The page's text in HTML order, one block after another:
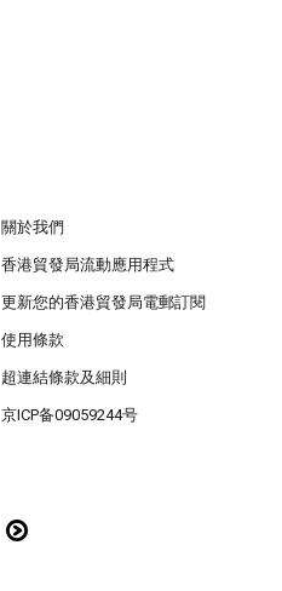
關於我們
香港貿發局流動應用程式
更新您的香港貿發局電郵訂閱
使用條款
超連結條款及細則
京ICP备09059244号